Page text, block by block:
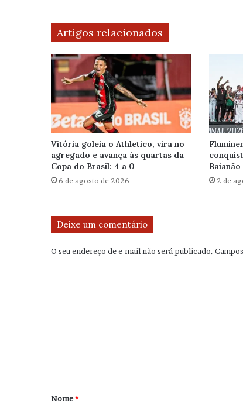
Artigos relacionados
Vitória goleia o Athletico, vira no
agregado e avança às quartas da
Copa do Brasil: 4 a 0
6 de agosto de 2026 2 de
Deixe um comentário
O seu endereço de e-mail não será publicado.
r
Nome*